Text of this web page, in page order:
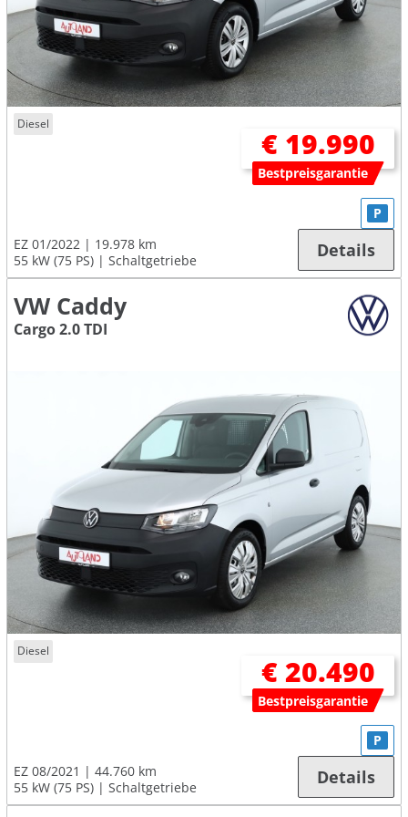
Diesel
€ 19.990
Bestpreisgarantie
EZ 01/2022
19.978 km
55 kW (75 PS)
Schaltgetriebe
P
Details
VW Caddy
Cargo 2.0 TDI
Diesel
€ 20.490
Bestpreisgarantie
EZ 08/2021
44.760 km
55 kW (75 PS)
Schaltgetriebe
P
Details